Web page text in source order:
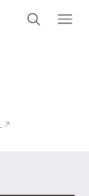
Search
Cerca